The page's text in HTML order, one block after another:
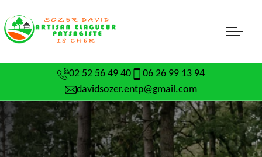
02 52 56 49 40
06 26 99 13 94
davidsozer.entp@gmail.com